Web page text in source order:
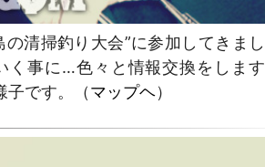
清掃釣り大会”に参加してきまし
く事に…色々と情報交換をします
子です。（マップヘ）